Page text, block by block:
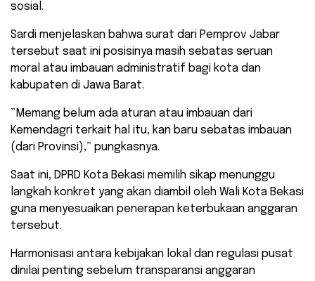
sosial.
​Sardi menjelaskan bahwa surat dari Pemprov Jabar
tersebut saat ini posisinya masih sebatas seruan
moral atau imbauan administratif bagi kota dan
kabupaten di Jawa Barat.
​”Memang belum ada aturan atau imbauan dari
Kemendagri terkait hal itu, kan baru sebatas imbauan
(dari Provinsi),” pungkasnya.
Saat ini, DPRD Kota Bekasi memilih sikap menunggu
langkah konkret yang akan diambil oleh Wali Kota Bekasi
guna menyesuaikan penerapan keterbukaan anggaran
tersebut.
Harmonisasi antara kebijakan lokal dan regulasi pusat
dinilai penting sebelum transparansi anggaran